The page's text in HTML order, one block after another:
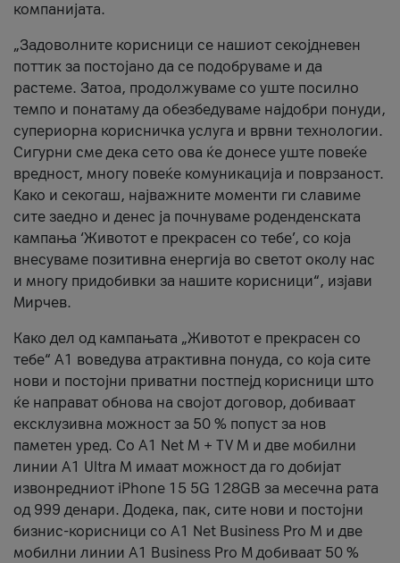
компанијата.
„Задоволните корисници се нашиот секојдневен
поттик за постојано да се подобруваме и да
растеме. Затоа, продолжуваме со уште посилно
темпо и понатаму да обезбедуваме најдобри понуди,
супериорна корисничка услуга и врвни технологии.
Сигурни сме дека сето ова ќе донесе уште повеќе
вредност, многу повеќе комуникација и поврзаност.
Kако и секогаш, најважните моменти ги славиме
сите заедно и денес ја почнуваме роденденската
кампања ‘Животот е прекрасен со тебе’, со која
внесуваме позитивна енергија во светот околу нас
и многу придобивки за нашите корисници“, изјави
Мирчев.
Како дел од кампањата „Животот е прекрасен со
тебе“ А1 воведува атрактивна понуда, со која сите
нови и постојни приватни постпејд корисници што
ќе направат обнова на својот договор, добиваат
ексклузивна можност за 50 % попуст за нов
паметен уред. Со А1 Net M + TV M и две мобилни
линии A1 Ultra M имаат можност да го добијат
извонредниот iPhone 15 5G 128GB за месечна рата
од 999 денари. Додека, пак, сите нови и постојни
бизнис-корисници со А1 Net Business Pro M и две
мобилни линии А1 Business Pro М добиваат 50 %